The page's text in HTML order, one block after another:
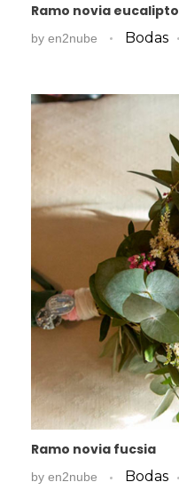
Ramo novia eucalipto
by en2nube Bodas
Ramo novia fucsia
by en2nube Bodas